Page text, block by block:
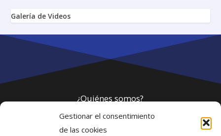
Gestionar el consentimiento
de las cookies
Galería de Videos
¿Quiénes somos?
Política de privacidad